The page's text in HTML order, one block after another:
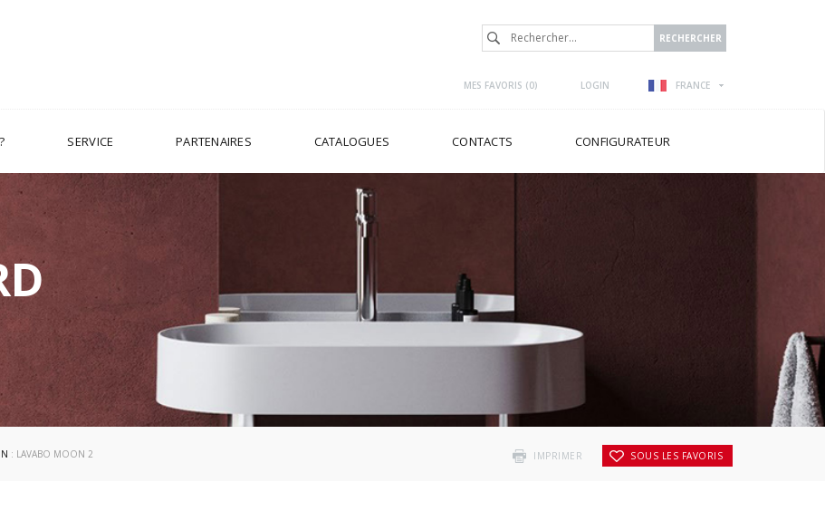
MES FAVORIS (0) LOGIN FRANCE
SERVICE PARTENAIRES CATALOGUES CONTACTS CONFIGURATEUR
IMPRIMER SOUS LES FAVORIS
: LAVABO MOON 2